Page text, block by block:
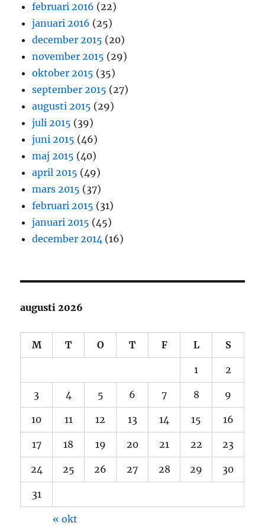
februari 2016 (22)
januari 2016 (25)
december 2015 (20)
november 2015 (29)
oktober 2015 (35)
september 2015 (27)
augusti 2015 (29)
juli 2015 (39)
juni 2015 (46)
maj 2015 (40)
april 2015 (49)
mars 2015 (37)
februari 2015 (31)
januari 2015 (45)
december 2014 (16)
augusti 2026
M T O T F L S
1 2
3 4 5 6 7 8 9
10 11 12 13 14 15 16
17 18 19 20 21 22 23
24 25 26 27 28 29 30
31
« okt